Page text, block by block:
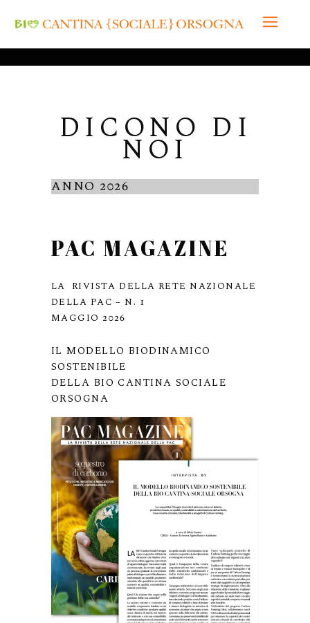
DICONO DI
NOI
ANNO 2026
PAC MAGAZINE
LA RIVISTA DELLA RETE NAZIONALE
DELLA PAC – N. 1
MAGGIO 2026
IL MODELLO BIODINAMICO
SOSTENIBILE
DELLA BIO CANTINA SOCIALE
ORSOGNA